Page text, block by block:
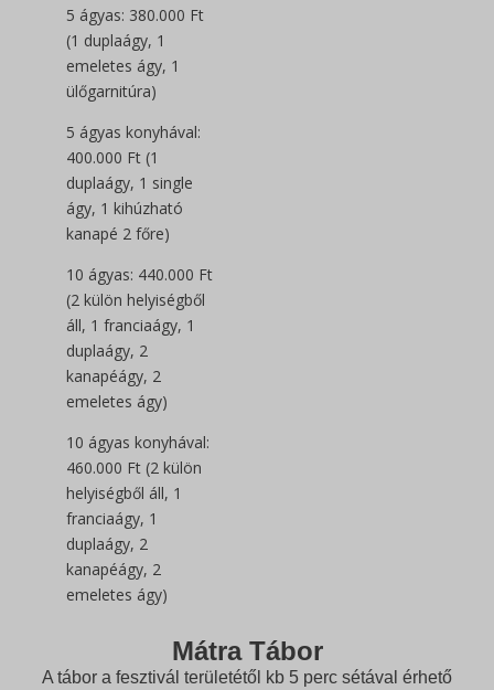
5 ágyas: 380.000 Ft
(1 duplaágy, 1
emeletes ágy, 1
ülőgarnitúra)
5 ágyas konyhával:
400.000 Ft (1
duplaágy, 1 single
ágy, 1 kihúzható
kanapé 2 főre)
10 ágyas: 440.000 Ft
(2 külön helyiségből
áll, 1 franciaágy, 1
duplaágy, 2
kanapéágy, 2
emeletes ágy)
10 ágyas konyhával:
460.000 Ft (2 külön
helyiségből áll, 1
franciaágy, 1
duplaágy, 2
kanapéágy, 2
emeletes ágy)
Mátra Tábor
A tábor a fesztivál területétől kb 5 perc sétával érhető